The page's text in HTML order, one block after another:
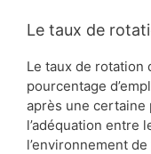
Le taux de
Le taux de rotation
pourcentage
après une certaine
l’adéquation entre
l’environnement